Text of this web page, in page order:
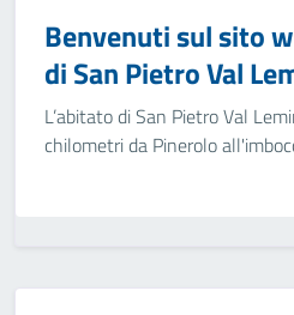
Benvenuti sul sito
di San Pietro Val
L’abitato di San Pietro Val
chilometri da Pinerolo